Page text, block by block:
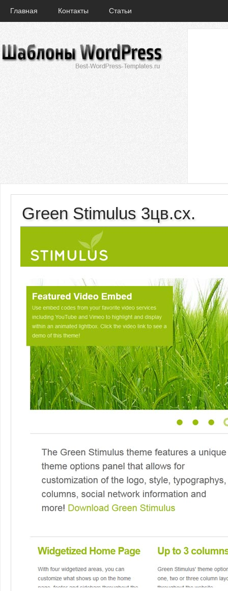
Главная Контакты Статьи
Green Stimulus 3цв.сх.